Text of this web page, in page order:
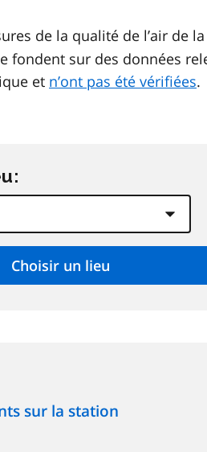
de la qualité de l’air de la
fondent sur des données
et n’ont pas été vérifiées.
sur la station